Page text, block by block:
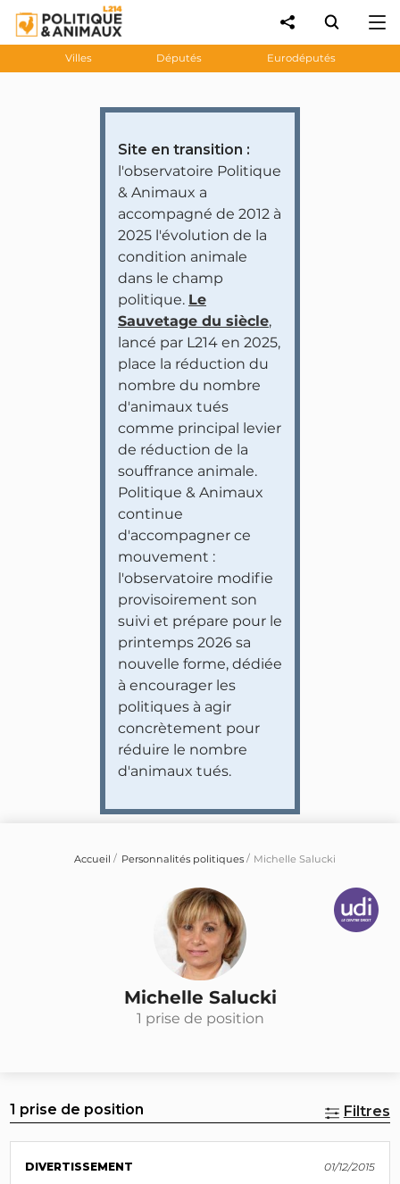
Villes Députés Eurodéputés
Site en transition :
l'observatoire Politique
& Animaux a
accompagné de 2012 à
2025 l'évolution de la
condition animale
dans le champ
politique. Le
Sauvetage du siècle,
lancé par L214 en 2025,
place la réduction du
nombre du nombre
d'animaux tués
comme principal levier
de réduction de la
souffrance animale.
Politique & Animaux
continue
d'accompagner ce
mouvement :
l'observatoire modifie
provisoirement son
suivi et prépare pour le
printemps 2026 sa
nouvelle forme, dédiée
à encourager les
politiques à agir
concrètement pour
réduire le nombre
d'animaux tués.
Accueil Personnalités politiques Michelle Salucki
Michelle Salucki
1 prise de position
1 prise de position Filtres
DIVERTISSEMENT 01/12/2015